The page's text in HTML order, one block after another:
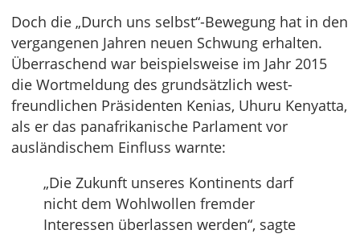
Doch die „Durch uns selbst“-Bewegung hat in den
vergangenen Jahren neuen Schwung erhalten.
Überraschend war beispielsweise im Jahr 2015
die Wortmeldung des grundsätzlich west-
freundlichen Präsidenten Kenias, Uhuru Kenyatta,
als er das panafrikanische Parlament vor
ausländischem Einfluss warnte:
„Die Zukunft unseres Kontinents darf
nicht dem Wohlwollen fremder
Interessen überlassen werden“, sagte